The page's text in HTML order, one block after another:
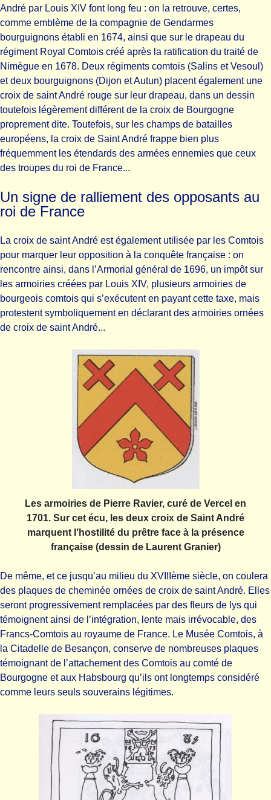
André par Louis XIV font long feu : on la retrouve, certes,
comme emblème de la compagnie de Gendarmes
bourguignons établi en 1674, ainsi que sur le drapeau du
régiment Royal Comtois créé après la ratification du traité de
Nimègue en 1678. Deux régiments comtois (Salins et Vesoul)
et deux bourguignons (Dijon et Autun) placent également une
croix de saint André rouge sur leur drapeau, dans un dessin
toutefois légèrement différent de la croix de Bourgogne
proprement dite. Toutefois, sur les champs de batailles
européens, la croix de Saint André frappe bien plus
fréquemment les étendards des armées ennemies que ceux
des troupes du roi de France...
Un signe de ralliement des opposants au
roi de France
La croix de saint André est également utilisée par les Comtois
pour marquer leur opposition à la conquête française : on
rencontre ainsi, dans l’Armorial général de 1696, un impôt sur
les armoiries créées par Louis XIV, plusieurs armoiries de
bourgeois comtois qui s’exécutent en payant cette taxe, mais
protestent symboliquement en déclarant des armoiries ornées
de croix de saint André...
Les armoiries de Pierre Ravier, curé de Vercel en
1701. Sur cet écu, les deux croix de Saint André
marquent l’hostilité du prêtre face à la présence
française (dessin de Laurent Granier)
De même, et ce jusqu’au milieu du XVIIIème siècle, on coulera
des plaques de cheminée ornées de croix de saint André. Elles
seront progressivement remplacées par des fleurs de lys qui
témoignent ainsi de l’intégration, lente mais irrévocable, des
Francs-Comtois au royaume de France. Le Musée Comtois, à
la Citadelle de Besançon, conserve de nombreuses plaques
témoignant de l’attachement des Comtois au comté de
Bourgogne et aux Habsbourg qu’ils ont longtemps considéré
comme leurs seuls souverains légitimes.